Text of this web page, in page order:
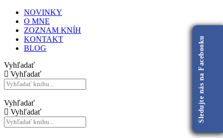
NOVINKY
O MNE
ZOZNAM KNÍH
KONTAKT
BLOG
Vyhľadať
Vyhľadať
Vyhľadať
Vyhľadať
Sledujte nás na Facebooku